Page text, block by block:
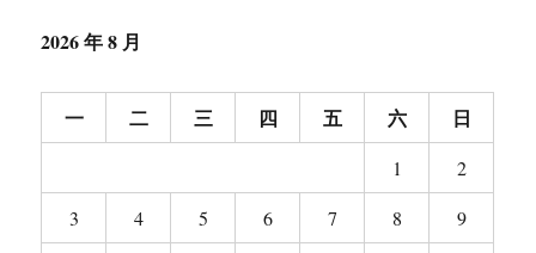
2026 年 8 月
一 二 三 四 五 六 日
1
2
3
4 5 6 7 8
9